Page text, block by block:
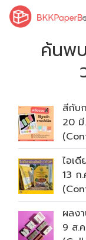
ค้นพ
สีกับ
20 มี
ไอเ
13 ก
ผลง
9 ส.